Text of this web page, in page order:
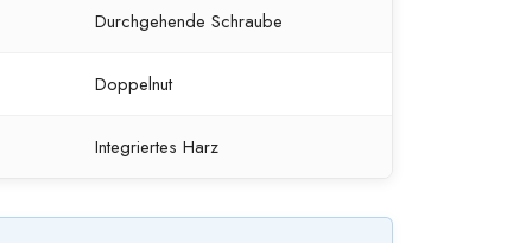
Durchgehende Schraube
Doppelnut
Integriertes Harz